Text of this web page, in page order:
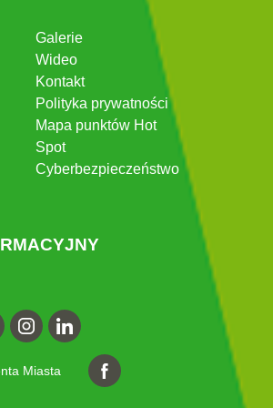
Galerie
Wideo
Kontakt
Polityka prywatności
Mapa punktów Hot
Spot
Cyberbezpieczeństwo
Miasta